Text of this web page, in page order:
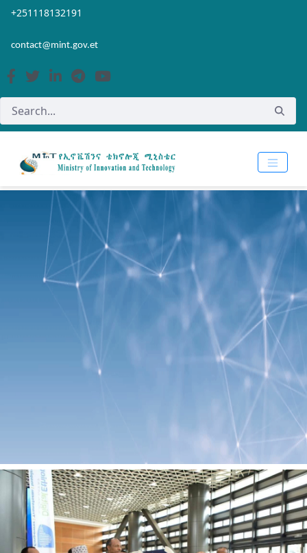
Skip to Main Content
Open Accessibility Menu
+251118132191
contact@mint.gov.et